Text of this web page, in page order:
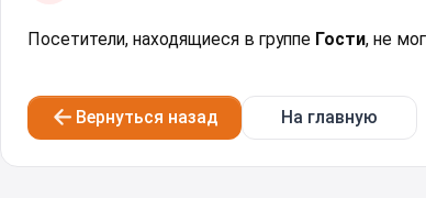
Посетители, находящиеся в группе Гости, не
Вернуться назад На главную